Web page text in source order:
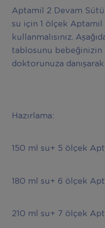
Aptamil 2 Devam
su için 1 ölçek Aptamil
kullanmalısınız.
tablosunu bebeğinizin
doktorunuza
Hazırlama:
150 ml su+ 5 ölçek
180 ml su+ 6 ölçek
210 ml su+ 7 ölçek